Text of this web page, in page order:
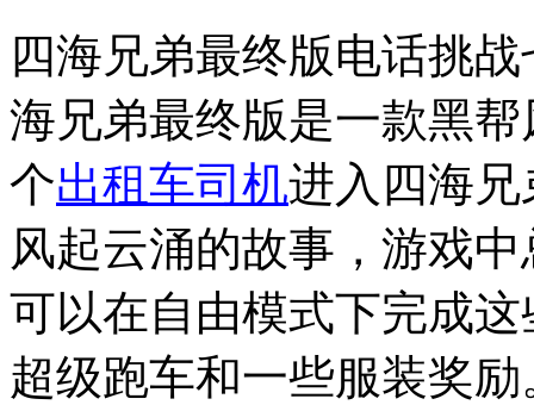
四海兄弟最终版电话挑
海兄弟最终版是一款黑帮
个出租车司机进入四海
风起云涌的故事，游戏
可以在自由模式下完成
超级跑车和一些服装奖